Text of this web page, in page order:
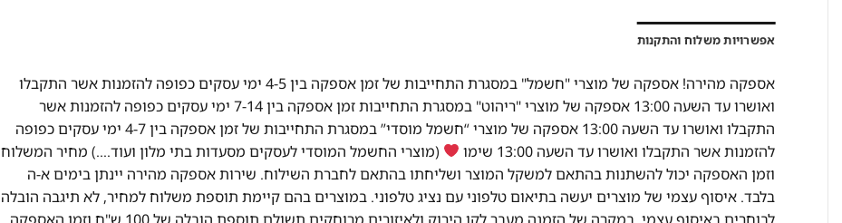
אפשרויות משלוח והתקנות
אספקה מהירה! אספקה של מוצרי "חשמל" במסגרת התחייבות של זמן אספקה בין 4-5 ימי עסקים כפופה להזמנות אשר התקבלו
ואושרו עד השעה 13:00 אספקה של מוצרי "ריהוט" במסגרת התחייבות זמן אספקה בין 7-14 ימי עסקים כפופה להזמנות אשר
התקבלו ואושרו עד השעה 13:00 אספקה של מוצרי “חשמל מוסדי” במסגרת התחייבות של זמן אספקה בין 4-7 ימי עסקים כפופה
להזמנות אשר התקבלו ואושרו עד השעה 13:00 שימו
(מוצרי החשמל המוסדי לעסקים מסעדות בתי מלון ועוד….) מחיר המשלוח
וזמן האספקה יכול להשתנות בהתאם למשקל המוצר ושליחתו בהתאם לחברת השילוח. שירות אספקה מהירה יינתן בימים א-ה
בלבד. איסוף עצמי של מוצרים יעשה בתיאום טלפוני עם נציג טלפוני. במוצרים בהם קיימת תוספת משלוח למחיר, לא תיגבה הובלה